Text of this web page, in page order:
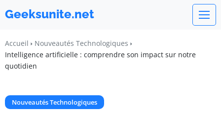
Geeksunite.net
Accueil
Nouveautés Technologiques
Intelligence artificielle : comprendre son impact sur notre
quotidien
Nouveautés Technologiques